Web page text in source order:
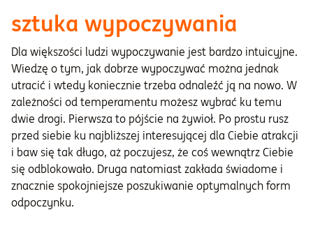
sztuka wypoczywania
Dla większości ludzi wypoczywanie jest bardzo intuicyjne.
Wiedzę o tym, jak dobrze wypoczywać można jednak
utracić i wtedy koniecznie trzeba odnaleźć ją na nowo. W
zależności od temperamentu możesz wybrać ku temu
dwie drogi. Pierwsza to pójście na żywioł. Po prostu rusz
przed siebie ku najbliższej interesującej dla Ciebie atrakcji
i baw się tak długo, aż poczujesz, że coś wewnątrz Ciebie
się odblokowało. Druga natomiast zakłada świadome i
znacznie spokojniejsze poszukiwanie optymalnych form
odpoczynku.